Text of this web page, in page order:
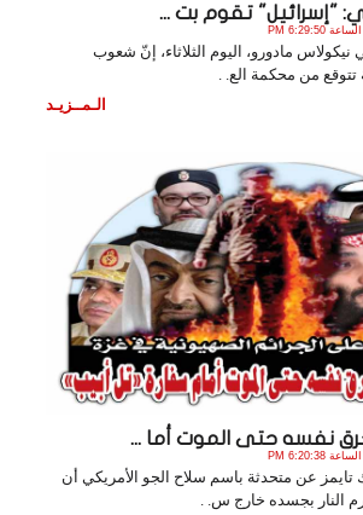
"إسرائيل" تقوم بت ...
نيكولاس مادورو، اليوم الثلاثاء، إنّ شعوب
من محكمة الع. .
الـمــزيـد
نفسه حتى الموت أما ...
عن متحدثة باسم سلاح الجو الأمريكي أن
النار بجسده خارج س. .